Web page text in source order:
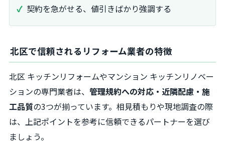
契約を急がせる、値引きばかり強調する
北区で信頼されるリフォーム業者の特徴
北区 キッチンリフォームやマンション キッチンリノベー
ションの専門業者は、 管理規約への対応・近隣配慮・施
工品質の3つが揃っています。相見積もりや現地調査の際
は、上記ポイントを参考に信頼できるパートナーを選び
ましょう。